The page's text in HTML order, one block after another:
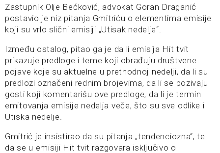
Zastupnik Olje Bećković, advokat Goran Draganić
postavio je niz pitanja Gmitriću o elementima emisije
koji su vrlo slični emisiji „Utisak nedelje“.
Između ostalog, pitao ga je da li emisija Hit tvit
prikazuje predloge i teme koji obrađuju društvene
pojave koje su aktuelne u prethodnoj nedelji, da li su
predlozi označeni rednim brojevima, da li se pozivaju
gosti koji komentarišu ove predloge, da li je termin
emitovanja emisije nedelja veče, što su sve odlike i
Utiska nedelje.
Gmitrić je insistirao da su pitanja „tendenciozna“, te
da se u emisiji Hit tvit razgovara isključivo o